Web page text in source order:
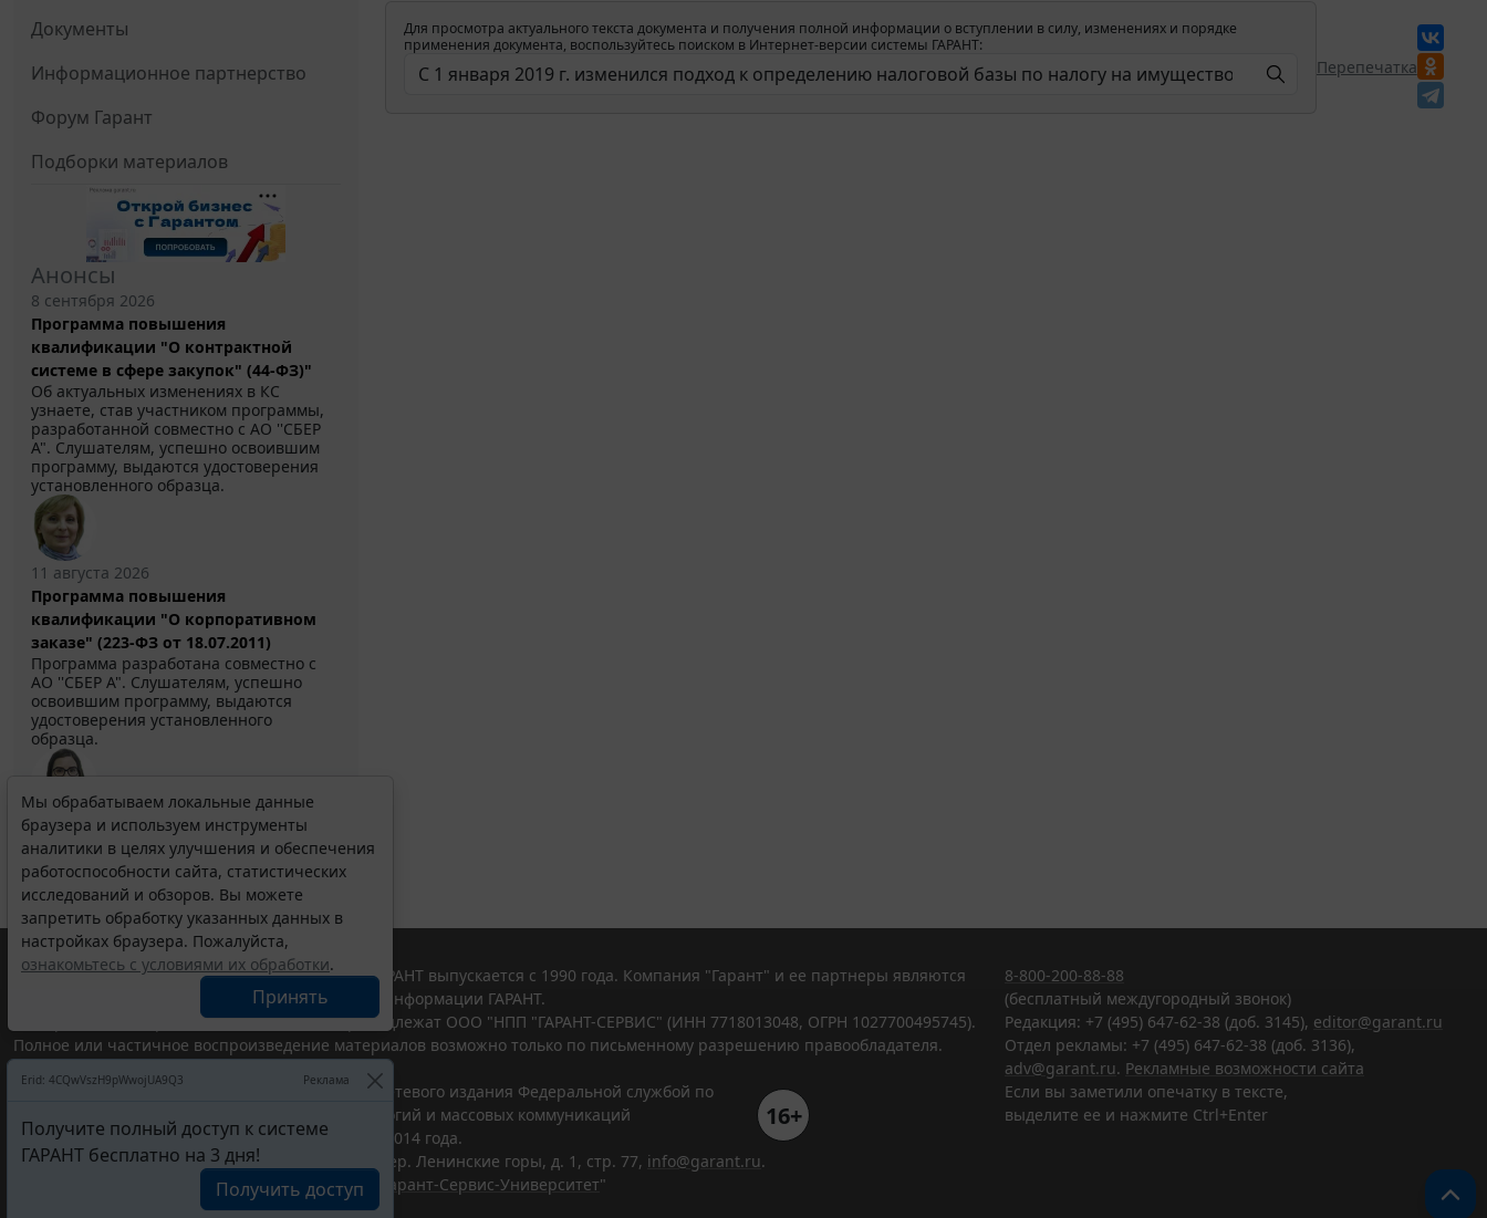
Документы
Информационное партнерство
Форум Гарант
Подборки материалов
Анонсы
8 сентября 2026
Программа повышения
квалификации "О контрактной
системе в сфере закупок" (44-ФЗ)"
Об актуальных изменениях в КС
узнаете, став участником программы,
разработанной совместно с АО ''СБЕР
А". Слушателям, успешно освоившим
программу, выдаются удостоверения
установленного образца.
11 августа 2026
Программа повышения
квалификации "О корпоративном
заказе" (223-ФЗ от 18.07.2011)
Программа разработана совместно с
АО ''СБЕР А". Слушателям, успешно
освоившим программу, выдаются
удостоверения установленного
образца.
Выберите тему программы повышения квалификации
для юристов ...
Для просмотра актуального текста документа и получения полной информации о вступлении в силу, изменениях и порядке
применения документа, воспользуйтесь поиском в Интернет-версии системы ГАРАНТ:
Перепечатка
Мы обрабатываем локальные данные
браузера и используем инструменты
аналитики в целях улучшения и обеспечения
работоспособности сайта, статистических
исследований и обзоров. Вы можете
запретить обработку указанных данных в
настройках браузера. Пожалуйста,
ознакомьтесь с условиями их обработки.
Принять
Erid: 4CQwVszH9pWwojUA9Q3 Реклама
Получите полный доступ к системе
ГАРАНТ бесплатно на 3 дня!
Получить доступ
© ООО "НПП "ГАРАНТ-СЕРВИС", 2026. Система ГАРАНТ выпускается с 1990 года. Компания "Гарант" и ее партнеры являются
участниками Российской ассоциации правовой информации ГАРАНТ.
Все права на материалы сайта ГАРАНТ.РУ принадлежат ООО "НПП "ГАРАНТ-СЕРВИС" (ИНН 7718013048, ОГРН 1027700495745).
Полное или частичное воспроизведение материалов возможно только по письменному разрешению правообладателя.
Портал ГАРАНТ.РУ зарегистрирован в качестве сетевого издания Федеральной службой по
надзору в сфере связи,информационных технологий и массовых коммуникаций
(Роскомнадзором), Эл № ФС77-58365 от 18 июня 2014 года.
16+
ООО "НПП "ГАРАНТ-СЕРВИС", 119234, г. Москва, тер. Ленинские горы, д. 1, стр. 77, info@garant.ru.
Разработчик ЭПС Система ГАРАНТ – ООО "НПП "
Гарант-Сервис-Университет"
8-800-200-88-88
(бесплатный междугородный звонок)
Редакция: +7 (495) 647-62-38 (доб. 3145), editor@garant.ru
Отдел рекламы: +7 (495) 647-62-38 (доб. 3136),
adv@garant.ru. Рекламные возможности сайта
Если вы заметили опечатку в тексте,
выделите ее и нажмите Ctrl+Enter